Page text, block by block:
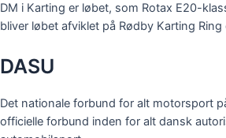
DM i Karting er løbet, som Rotax E20-
bliver løbet afviklet på Rødby Karting
DASU
Det nationale forbund for alt motorsport
officielle forbund inden for alt dansk